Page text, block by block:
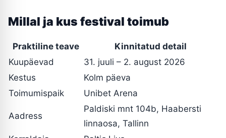
Millal ja kus festival toimub
Praktiline teave
Kinnitatud detail
Kuupäevad
31. juuli – 2. august 2026
Kestus
Kolm päeva
Toimumispaik
Unibet Arena
Aadress
Paldiski mnt 104b, Haabersti
linnaosa, Tallinn